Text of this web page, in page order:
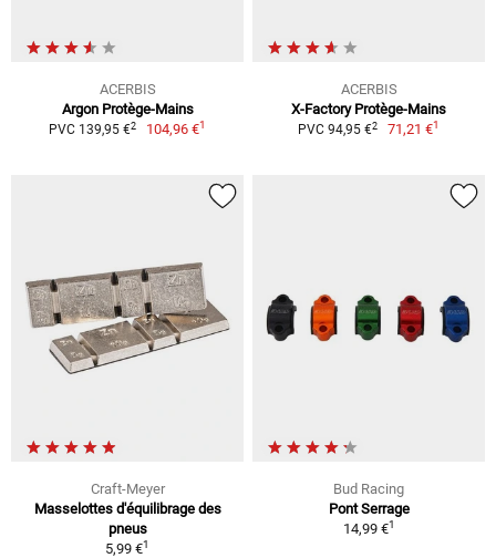
ACERBIS
Argon Protège-Mains
PVC 139,95 €2 104,96 €1
ACERBIS
X-Factory Protège-Mains
PVC 94,95 €2 71,21 €1
Craft-Meyer
Masselottes d'équilibrage des
pneus
5,99 €1
Bud Racing
Pont Serrage
14,99 €1